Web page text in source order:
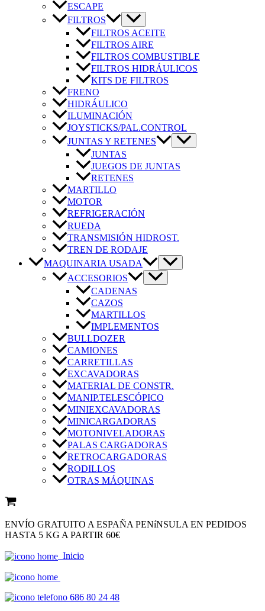
ESCAPE
FILTROS
FILTROS ACEITE
FILTROS AIRE
FILTROS COMBUSTIBLE
FILTROS HIDRÁULICOS
KITS DE FILTROS
FRENO
HIDRÁULICO
ILUMINACIÓN
JOYSTICKS/PAL.CONTROL
JUNTAS Y RETENES
JUNTAS
JUEGOS DE JUNTAS
RETENES
MARTILLO
MOTOR
REFRIGERACIÓN
RUEDA
TRANSMISIÓN HIDROST.
TREN DE RODAJE
MAQUINARIA USADA
ACCESORIOS
CADENAS
CAZOS
MARTILLOS
IMPLEMENTOS
BULLDOZER
CAMIONES
CARRETILLAS
EXCAVADORAS
MATERIAL DE CONSTR.
MANIP.TELESCÓPICO
MINIEXCAVADORAS
MINICARGADORAS
MOTONIVELADORAS
PALAS CARGADORAS
RETROCARGADORAS
RODILLOS
OTRAS MÁQUINAS
ENVÍO GRATUITO A ESPAÑA PENíNSULA EN PEDIDOS
HASTA 5 KG A PARTIR 60€
Inicio
686 80 24 48